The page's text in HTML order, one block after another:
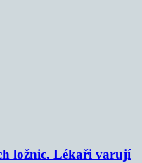
ložnic. Lékaři varují